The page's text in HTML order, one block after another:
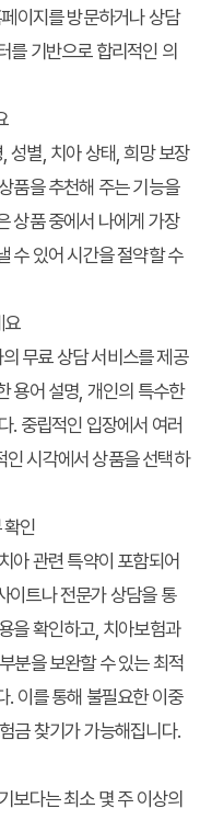
이지를 방문하거나 상담
를 기반으로 합리적인 의
성별, 치아 상태, 희망 보장
품을 추천해 주는 기능을
상품 중에서 나에게 가장
수 있어 시간을 절약할 수
요
무료 상담 서비스를 제공
용어 설명, 개인의 특수한
. 중립적인 입장에서 여러
시각에서 상품을 선택하
확인
아 관련 특약이 포함되어
이트나 전문가 상담을 통
을 확인하고, 치아보험과
분을 보완할 수 있는 최적
. 이를 통해 불필요한 이중
금 찾기가 가능해집니다.
보다는 최소 몇 주 이상의